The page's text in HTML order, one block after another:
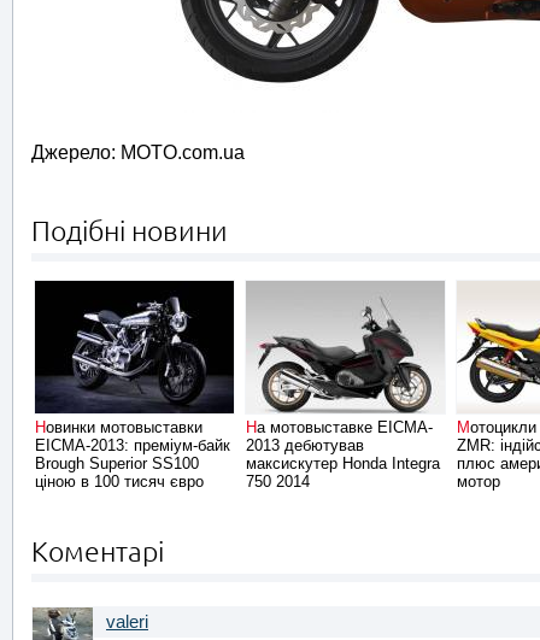
Джерело: MOTO.com.ua
Подібні новини
Новинки мотовыставки
EICMA-2013: преміум-байк
Brough Superior SS100
ціною в 100 тисяч євро
На мотовыставке EICMA-
2013 дебютував
максискутер Honda Integra
750 2014
Мотоцикли Karizma R і
ZMR:
плюс
мотор
Коментарі
valeri